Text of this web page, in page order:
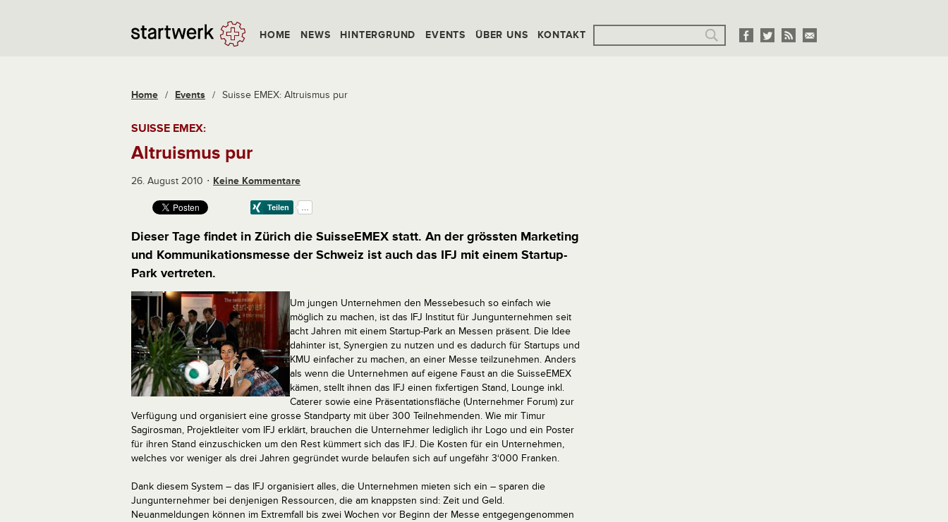
HOME NEWS HINTERGRUND EVENTS ÜBER UNS KONTAKT
Home / Events / Suisse EMEX: Altruismus pur
SUISSE EMEX:
Altruismus pur
26. August 2010 Keine Kommentare
Dieser Tage findet in Zürich die SuisseEMEX statt. An der grössten Marketing
und Kommunikationsmesse der Schweiz ist auch das IFJ mit einem Startup-
Park vertreten.
Um jungen Unternehmen den Messebesuch so einfach wie
möglich zu machen, ist das IFJ Institut für Jungunternehmen seit
acht Jahren mit einem Startup-Park an Messen präsent. Die Idee
dahinter ist, Synergien zu nutzen und es dadurch für Startups und
KMU einfacher zu machen, an einer Messe teilzunehmen. Anders
als wenn die Unternehmen auf eigene Faust an die SuisseEMEX
kämen, stellt ihnen das IFJ einen fixfertigen Stand, Lounge inkl.
Caterer sowie eine Präsentationsfläche (Unternehmer Forum) zur
Verfügung und organisiert eine grosse Standparty mit über 300 Teilnehmenden. Wie mir Timur
Sagirosman, Projektleiter vom IFJ erklärt, brauchen die Unternehmer lediglich ihr Logo und ein Poster
für ihren Stand einzuschicken um den Rest kümmert sich das IFJ. Die Kosten für ein Unternehmen,
welches vor weniger als drei Jahren gegründet wurde belaufen sich auf ungefähr 3‘000 Franken.
Dank diesem System – das IFJ organisiert alles, die Unternehmen mieten sich ein – sparen die
Jungunternehmer bei denjenigen Ressourcen, die am knappsten sind: Zeit und Geld.
Neuanmeldungen können im Extremfall bis zwei Wochen vor Beginn der Messe entgegengenommen